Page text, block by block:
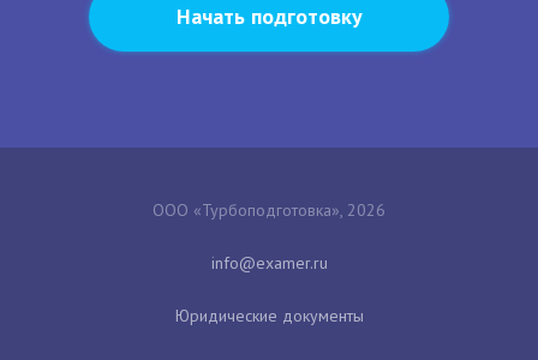
Начать подготовку
ООО «Турбоподготовка», 2026
Юридические документы